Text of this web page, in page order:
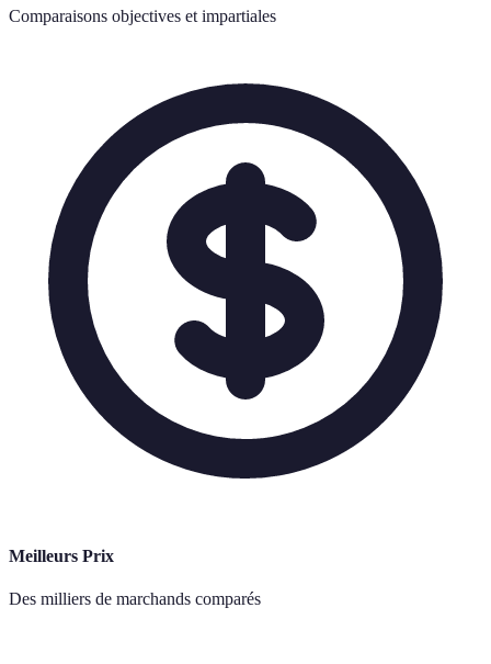
Comparaisons objectives et impartiales
Meilleurs Prix
Des milliers de marchands comparés